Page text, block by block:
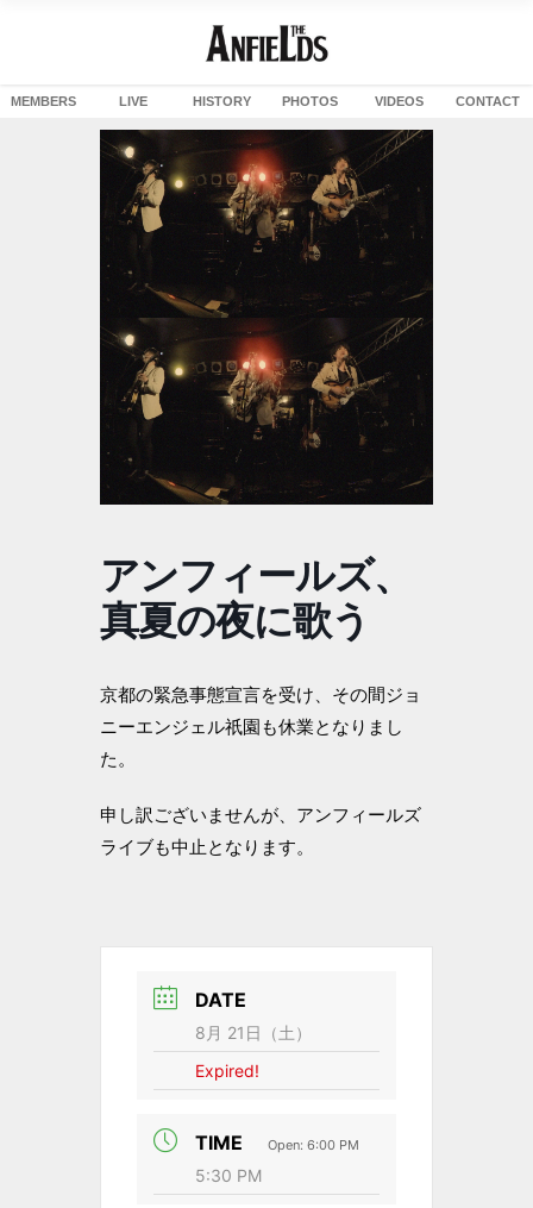
MEMBERS LIVE HISTORY PHOTOS VIDEOS CONTACT
アンフィールズ、
真夏の夜に歌う
京都の緊急事態宣言を受け、その間ジョ
ニーエンジェル祇園も休業となりまし
た。
申し訳ございませんが、アンフィールズ
ライブも中止となります。
DATE
8月 21日（土）
Expired!
TIME Open: 6:00 PM
5:30 PM